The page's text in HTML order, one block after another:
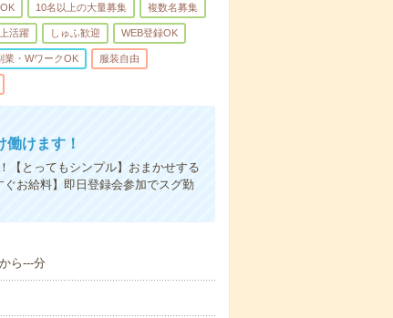
10名以上の大量募集 複数名募集
活躍 しゅふ歓迎 WEB登録OK
業・WワークOK 服装自由
けます！
【とってもシンプル】おまかせする
お給料】即日登録会参加でスグ勤
ら---分